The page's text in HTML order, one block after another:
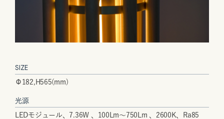
SIZE
Φ182,H565(mm)
光源
LEDモジュール、7.36W 、100Lm〜750Lm 、2600K、Ra85